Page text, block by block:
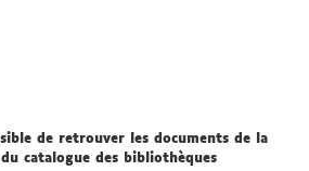
de retrouver les documents de la
catalogue des bibliothèques